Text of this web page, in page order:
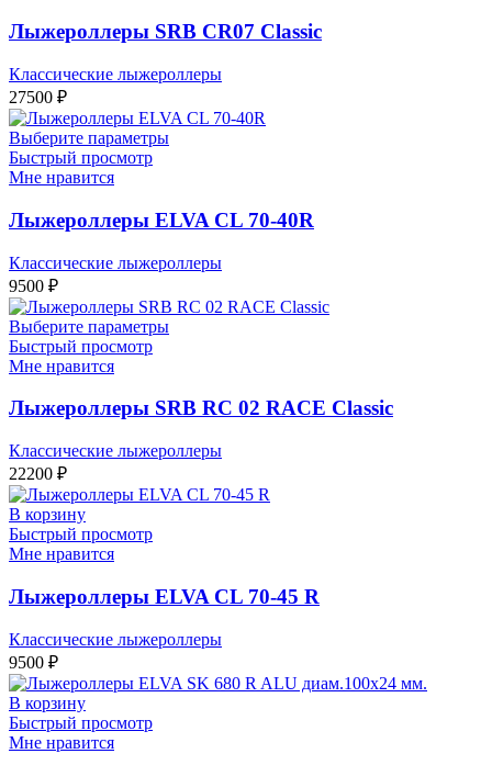
Лыжероллеры SRB CR07 Classic
Классические лыжероллеры
27500 ₽
Выберите параметры
Быстрый просмотр
Мне нравится
Лыжероллеры ELVA CL 70-40R
Классические лыжероллеры
9500 ₽
Выберите параметры
Быстрый просмотр
Мне нравится
Лыжероллеры SRB RC 02 RACE Classic
Классические лыжероллеры
22200 ₽
В корзину
Быстрый просмотр
Мне нравится
Лыжероллеры ELVA CL 70-45 R
Классические лыжероллеры
9500 ₽
В корзину
Быстрый просмотр
Мне нравится